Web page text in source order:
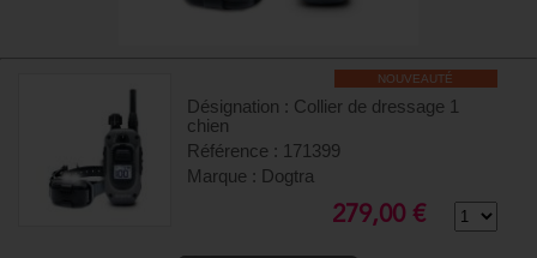
NOUVEAUTÉ
Désignation : Collier de dressage 1
chien
Référence : 171399
Marque : Dogtra
279,00 €